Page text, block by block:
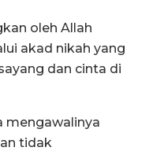
oleh Allah
akad nikah yang
dan cinta di
mengawalinya
tidak